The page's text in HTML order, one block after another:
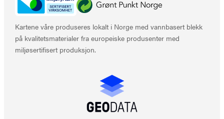
Kartene våre produseres lokalt i Norge med vannbasert blekk
på kvalitetsmaterialer fra europeiske produsenter med
miljøsertifisert produksjon.